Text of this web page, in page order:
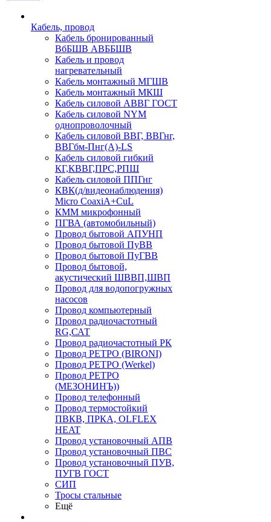
Кабель, провод
Кабель бронированный
ВбБШВ АВББШВ
Кабель и провод
нагревательный
Кабель монтажный МГШВ
Кабель монтажный МКШ
Кабель силовой АВВГ ГОСТ
Кабель силовой NYM
однопроволочный
Кабель силовой ВВГ, ВВГнг,
ВВГбм-Пнг(А)-LS
Кабель силовой гибкий
КГ,КВВГ,ПРС,РПШ
Кабель силовой ППГнг
КВК(д/видеонаблюдения)
Micro CoaxiA+CuL
КММ микрофонный
ПГВА (автомобильный)
Провод бытовой АПУНП
Провод бытовой ПуВВ
Провод бытовой ПуГВВ
Провод бытовой,
акустический ШВВП,ШВП
Провод для водопогружных
насосов
Провод компьютерный
Провод радиочастотный
RG,САТ
Провод радиочастотный РК
Провод РЕТРО (BIRONI)
Провод РЕТРО (Werkel)
Провод РЕТРО
(МЕЗОНИНЪ))
Провод телефонный
Провод термостойкий
ПВКВ, ПРКА, OLFLEX
HEAT
Провод установочный АПВ
Провод установочный ПВС
Провод установочный ПУВ,
ПУГВ ГОСТ
СИП
Тросы стальные
Ещё